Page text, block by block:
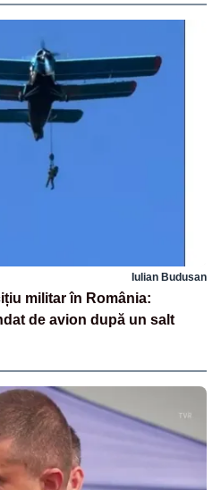
Iulian Budusan
militar în România:
de avion după un salt